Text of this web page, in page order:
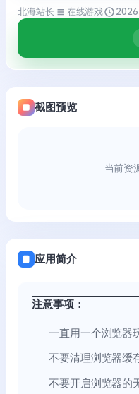
北海站长 在线游戏
截图预览
当前资
应用简介
注意事项：
一直用一个浏览器
不要清理浏览器缓
不要开启浏览器的